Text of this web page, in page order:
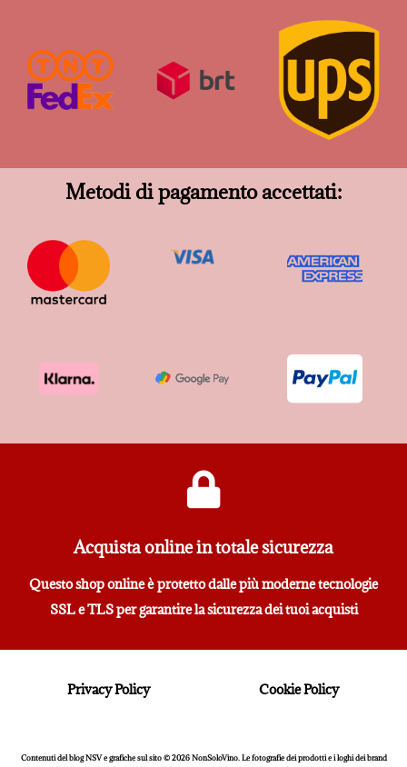
Metodi di pagamento accettati:
Acquista online in totale sicurezza
Questo shop online è protetto dalle più moderne tecnologie
SSL e TLS per garantire la sicurezza dei tuoi acquisti
Privacy Policy Cookie Policy
Contenuti del blog NSV e grafiche sul sito © 2026 NonSoloVino. Le fotografie dei prodotti e i loghi dei brand